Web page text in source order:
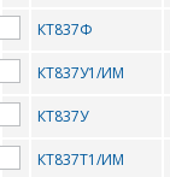
BD233
КТ837Ф
КТ837У1/ИМ
КТ837У
КТ837Т1/ИМ